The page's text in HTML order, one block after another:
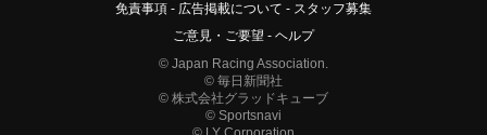
免責事項
広告掲載について
スタッフ募集
ご意見・ご要望
ヘルプ
© Japan Racing Association.
© 毎日新聞社
© 株式会社グラッドキューブ
© Sportsnavi